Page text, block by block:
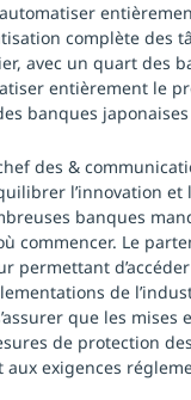
complète
avec un quart des
entièrement le
banques
des &
l’innovation
banques
commencer. Le
permettant
de
que les
de protection
exigences